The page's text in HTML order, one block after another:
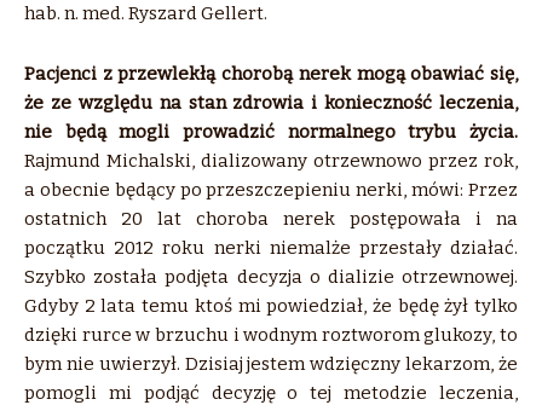
hab. n. med. Ryszard Gellert.
Pacjenci z przewlekłą chorobą nerek mogą obawiać się,
że ze względu na stan zdrowia i konieczność leczenia,
nie będą mogli prowadzić normalnego trybu życia.
Rajmund Michalski, dializowany otrzewnowo przez rok,
a obecnie będący po przeszczepieniu nerki, mówi: Przez
ostatnich 20 lat choroba nerek postępowała i na
początku 2012 roku nerki niemalże przestały działać.
Szybko została podjęta decyzja o dializie otrzewnowej.
Gdyby 2 lata temu ktoś mi powiedział, że będę żył tylko
dzięki rurce w brzuchu i wodnym roztworom glukozy, to
bym nie uwierzył. Dzisiaj jestem wdzięczny lekarzom, że
pomogli mi podjąć decyzję o tej metodzie leczenia,